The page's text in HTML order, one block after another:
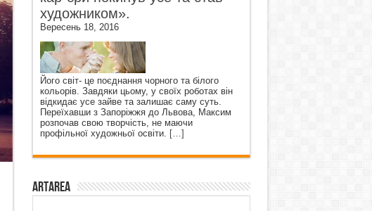
художником».
Вересень 18, 2016
Його світ- це поєднання чорного та білого
кольорів. Завдяки цьому, у своїх роботах він
відкидає усе зайве та залишає саму суть.
Переїхавши з Запоріжжя до Львова, Максим
розпочав свою творчість, не маючи
профільної художньої освіти. […]
ArtArea